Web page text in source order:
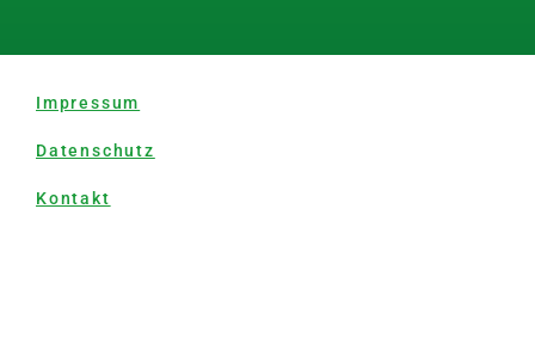
Impressum
Datenschutz
Kontakt